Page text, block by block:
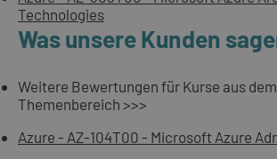
Technologies
Was unsere Kunden
Weitere Bewertungen für Kurse aus dem
Themenbereich >>>
Azure - AZ-104T00 - Microsoft Azure